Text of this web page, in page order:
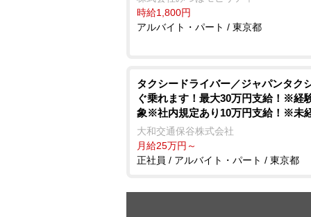
時給1,800円
アルバイト・パート / 東京都
タクシードライバー／ジャパンタク
ぐ乗れます！最大30万円支給！※経
象※社内規定あり10万円支給！※未
対象※社内規定あり給与保証制度あ
務開始から8ヶ月間30万円その後4ヶ
万円の1年間の給与保証を支給！※未
大和交通保谷株式会社
月給25万円～
正社員 / アルバイト・パート / 東京都